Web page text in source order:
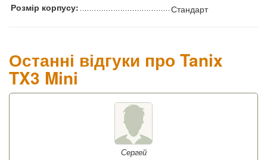
Розмір корпусу:
Стандарт
Останні відгуки про Tanix
TX3 Mini
Сергей